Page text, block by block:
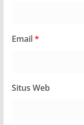
Email*
Situs Web